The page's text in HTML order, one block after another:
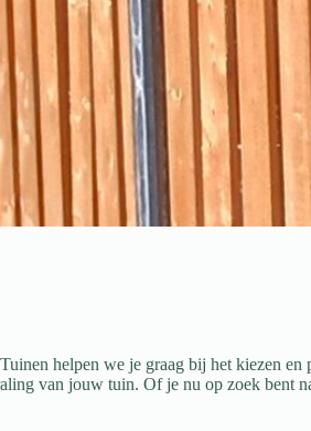
helpen we je graag bij het kiezen en
van jouw tuin. Of je nu op zoek bent